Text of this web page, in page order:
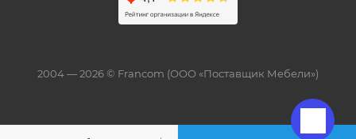
2004 — 2026 © Francom (ООО «Поставщик Мебели»)